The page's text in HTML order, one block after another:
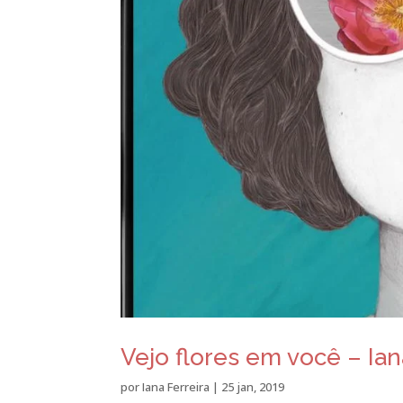
Vejo flores em você –
porIana Ferreira | 25 jan, 2019